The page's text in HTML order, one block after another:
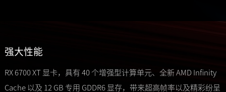
强大性能
RX 6700 XT 显卡，具有 40 个增强型计算单元、全新 AMD Infinity
Cache 以及 12 GB 专用 GDDR6 显存，带来超高帧率以及精彩纷呈